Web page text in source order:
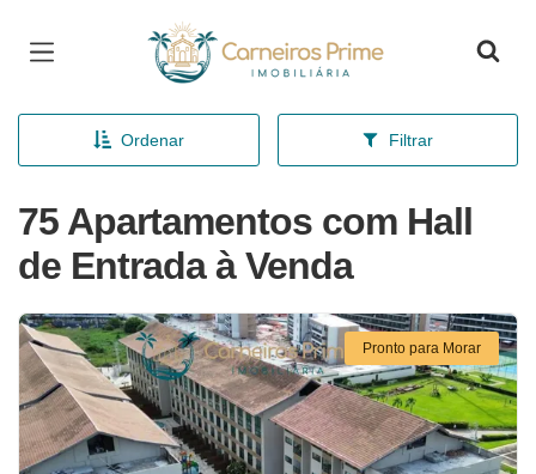
Página inicial
Ordenar Filtrar
75 Apartamentos com Hall
de Entrada à Venda
Pronto para Morar